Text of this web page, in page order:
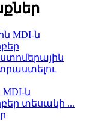
ն
տեսակի ...